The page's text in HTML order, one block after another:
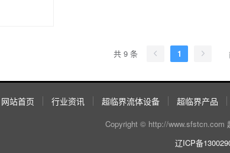
共 9 条 1
网站首页 行业资讯 超临界流体设备 超临界产品
Copyright © http://www.sfstcn.com
辽ICP备